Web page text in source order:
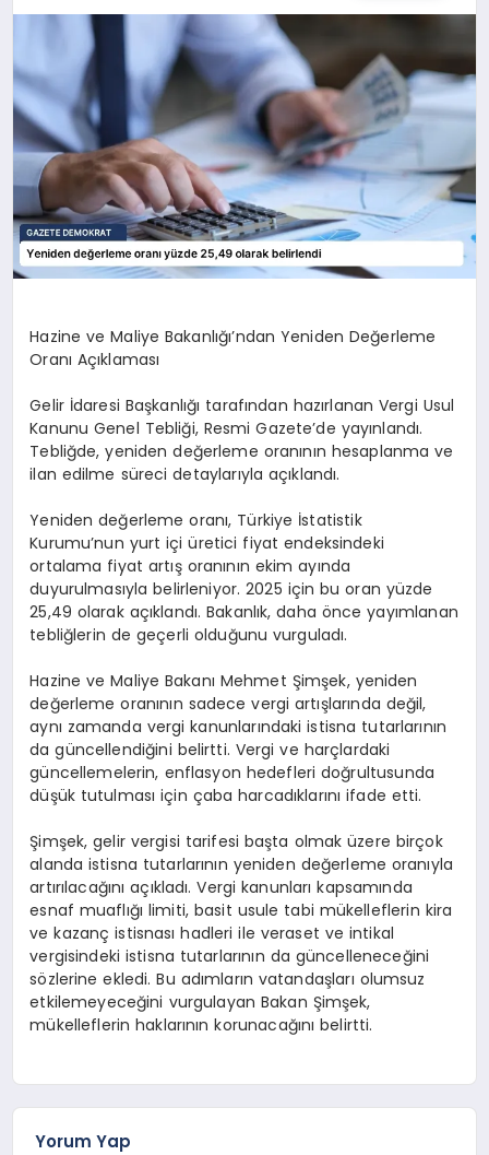
Hazine ve Maliye Bakanlığı’ndan Yeniden Değerleme
Oranı Açıklaması
Gelir İdaresi Başkanlığı tarafından hazırlanan Vergi Usul
Kanunu Genel Tebliği, Resmi Gazete’de yayınlandı.
Tebliğde, yeniden değerleme oranının hesaplanma ve
ilan edilme süreci detaylarıyla açıklandı.
Yeniden değerleme oranı, Türkiye İstatistik
Kurumu’nun yurt içi üretici fiyat endeksindeki
ortalama fiyat artış oranının ekim ayında
duyurulmasıyla belirleniyor. 2025 için bu oran yüzde
25,49 olarak açıklandı. Bakanlık, daha önce yayımlanan
tebliğlerin de geçerli olduğunu vurguladı.
Hazine ve Maliye Bakanı Mehmet Şimşek, yeniden
değerleme oranının sadece vergi artışlarında değil,
aynı zamanda vergi kanunlarındaki istisna tutarlarının
da güncellendiğini belirtti. Vergi ve harçlardaki
güncellemelerin, enflasyon hedefleri doğrultusunda
düşük tutulması için çaba harcadıklarını ifade etti.
Şimşek, gelir vergisi tarifesi başta olmak üzere birçok
alanda istisna tutarlarının yeniden değerleme oranıyla
artırılacağını açıkladı. Vergi kanunları kapsamında
esnaf muaflığı limiti, basit usule tabi mükelleflerin kira
ve kazanç istisnası hadleri ile veraset ve intikal
vergisindeki istisna tutarlarının da güncelleneceğini
sözlerine ekledi. Bu adımların vatandaşları olumsuz
etkilemeyeceğini vurgulayan Bakan Şimşek,
mükelleflerin haklarının korunacağını belirtti.
Yorum Yap